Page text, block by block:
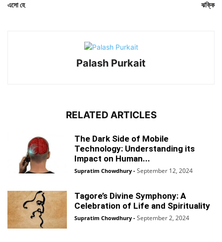
এসো হে ঝক্কি
Palash Purkait
RELATED ARTICLES
The Dark Side of Mobile
Technology: Understanding its
Impact on Human...
Supratim Chowdhury - September 12, 2024
Tagore’s Divine Symphony: A
Celebration of Life and Spirituality
Supratim Chowdhury - September 2, 2024